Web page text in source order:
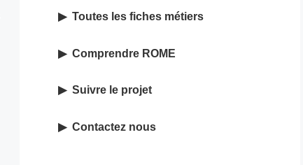
Toutes les fiches métiers
Comprendre ROME
Suivre le projet
Contactez nous